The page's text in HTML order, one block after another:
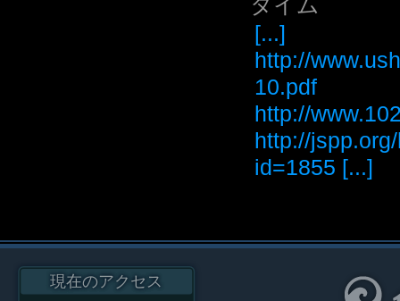
[...]
http://
10.pdf
http://
http://
id=1855 [...]
現在のアクセス